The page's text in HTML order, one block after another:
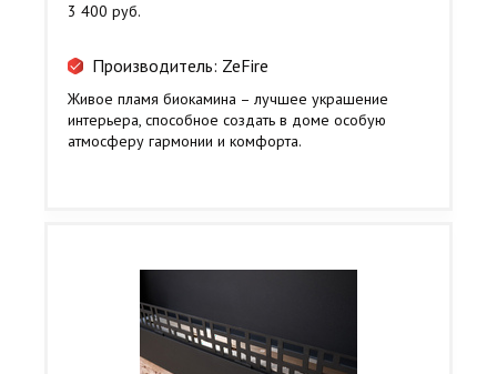
3 400 руб.
Производитель: ZeFire
Живое пламя биокамина – лучшее украшение
интерьера, способное создать в доме особую
атмосферу гармонии и комфорта.